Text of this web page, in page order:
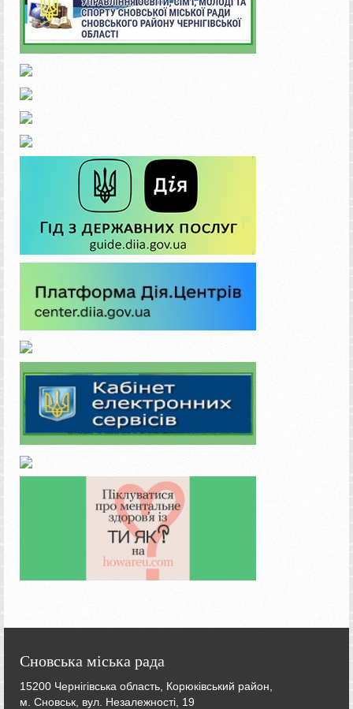
Сновська міська рада
15200 Чернігівська область, Корюківський район,
м. Сновськ, вул. Незалежності, 19